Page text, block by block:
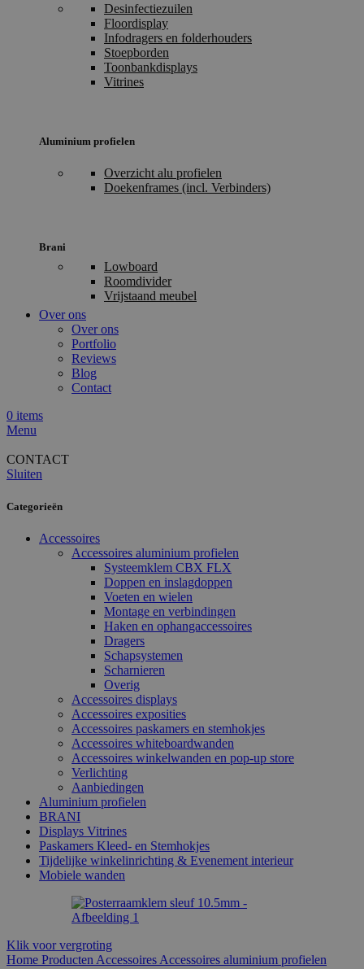
Desinfectiezuilen
Floordisplay
Infodragers en folderhouders
Stoepborden
Toonbankdisplays
Vitrines
Aluminium profielen
Overzicht alu profielen
Doekenframes (incl. Verbinders)
Brani
Lowboard
Roomdivider
Vrijstaand meubel
Over ons
Over ons
Portfolio
Reviews
Blog
Contact
0 items
Menu
CONTACT
Sluiten
Categorieën
Accessoires
Accessoires aluminium profielen
Systeemklem CBX FLX
Doppen en inslagdoppen
Voeten en wielen
Montage en verbindingen
Haken en ophangaccessoires
Dragers
Schapsystemen
Scharnieren
Overig
Accessoires displays
Accessoires exposities
Accessoires paskamers en stemhokjes
Accessoires whiteboardwanden
Accessoires winkelwanden en pop-up store
Verlichting
Aanbiedingen
Aluminium profielen
BRANI
Displays Vitrines
Paskamers Kleed- en Stemhokjes
Tijdelijke winkelinrichting & Evenement interieur
Mobiele wanden
Klik voor vergroting
Home Producten Accessoires Accessoires aluminium profielen